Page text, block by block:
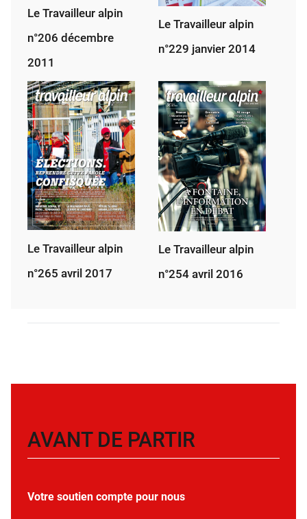
Le Travailleur alpin
n°206 décembre
2011
Le Travailleur alpin
n°229 janvier 2014
Le Travailleur alpin
n°265 avril 2017
Le Travailleur alpin
n°254 avril 2016
AVANT DE PARTIR
Votre soutien compte pour nous